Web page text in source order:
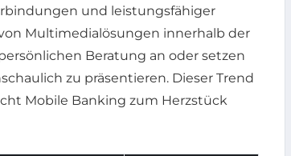
und leistungsfähiger
Multimedialösungen innerhalb der
Beratung an oder setzen
zu präsentieren. Dieser Trend
Mobile Banking zum Herzstück